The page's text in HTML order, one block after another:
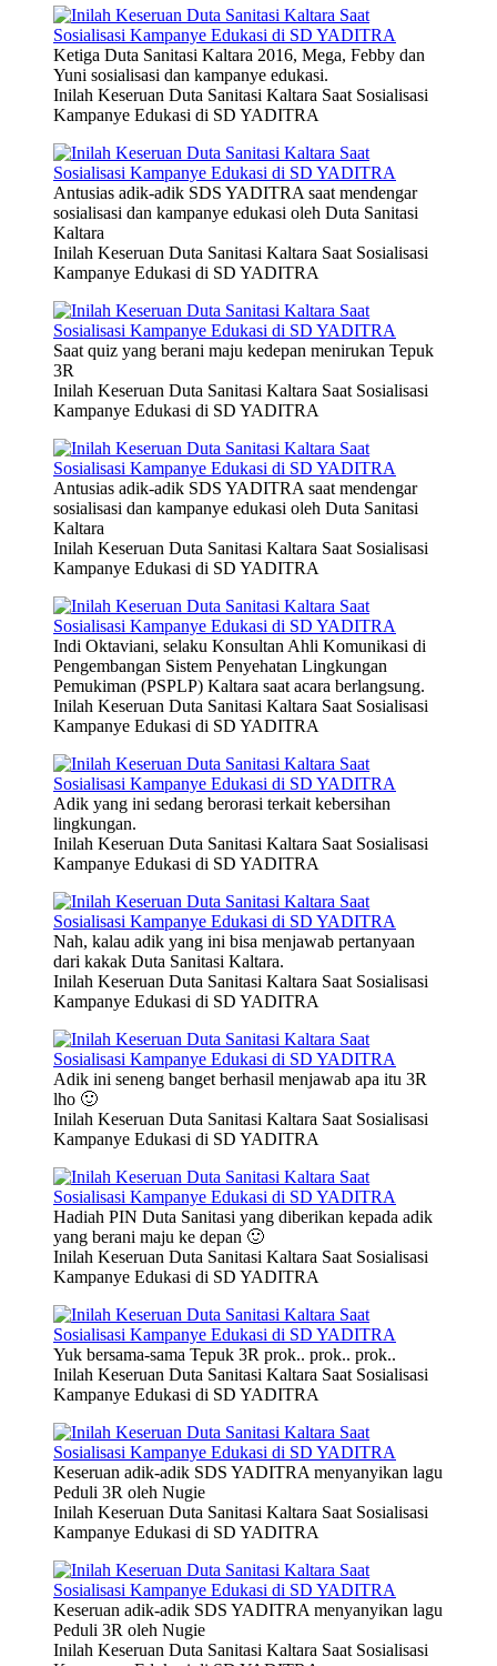
Ketiga Duta Sanitasi Kaltara 2016, Mega, Febby dan
Yuni sosialisasi dan kampanye edukasi.
Inilah Keseruan Duta Sanitasi Kaltara Saat Sosialisasi
Kampanye Edukasi di SD YADITRA
Antusias adik-adik SDS YADITRA saat mendengar
sosialisasi dan kampanye edukasi oleh Duta Sanitasi
Kaltara
Inilah Keseruan Duta Sanitasi Kaltara Saat Sosialisasi
Kampanye Edukasi di SD YADITRA
Saat quiz yang berani maju kedepan menirukan Tepuk
3R
Inilah Keseruan Duta Sanitasi Kaltara Saat Sosialisasi
Kampanye Edukasi di SD YADITRA
Antusias adik-adik SDS YADITRA saat mendengar
sosialisasi dan kampanye edukasi oleh Duta Sanitasi
Kaltara
Inilah Keseruan Duta Sanitasi Kaltara Saat Sosialisasi
Kampanye Edukasi di SD YADITRA
Indi Oktaviani, selaku Konsultan Ahli Komunikasi di
Pengembangan Sistem Penyehatan Lingkungan
Pemukiman (PSPLP) Kaltara saat acara berlangsung.
Inilah Keseruan Duta Sanitasi Kaltara Saat Sosialisasi
Kampanye Edukasi di SD YADITRA
Adik yang ini sedang berorasi terkait kebersihan
lingkungan.
Inilah Keseruan Duta Sanitasi Kaltara Saat Sosialisasi
Kampanye Edukasi di SD YADITRA
Nah, kalau adik yang ini bisa menjawab pertanyaan
dari kakak Duta Sanitasi Kaltara.
Inilah Keseruan Duta Sanitasi Kaltara Saat Sosialisasi
Kampanye Edukasi di SD YADITRA
Adik ini seneng banget berhasil menjawab apa itu 3R
lho 🙂
Inilah Keseruan Duta Sanitasi Kaltara Saat Sosialisasi
Kampanye Edukasi di SD YADITRA
Hadiah PIN Duta Sanitasi yang diberikan kepada adik
yang berani maju ke depan 🙂
Inilah Keseruan Duta Sanitasi Kaltara Saat Sosialisasi
Kampanye Edukasi di SD YADITRA
Yuk bersama-sama Tepuk 3R prok.. prok.. prok..
Inilah Keseruan Duta Sanitasi Kaltara Saat Sosialisasi
Kampanye Edukasi di SD YADITRA
Keseruan adik-adik SDS YADITRA menyanyikan lagu
Peduli 3R oleh Nugie
Inilah Keseruan Duta Sanitasi Kaltara Saat Sosialisasi
Kampanye Edukasi di SD YADITRA
Keseruan adik-adik SDS YADITRA menyanyikan lagu
Peduli 3R oleh Nugie
Inilah Keseruan Duta Sanitasi Kaltara Saat Sosialisasi